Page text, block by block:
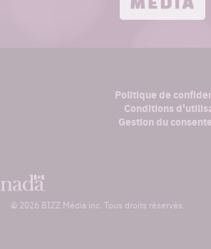
Politique de
Conditions
Gestion du
© 2026 BIZZ Média inc. Tous droits réservés.